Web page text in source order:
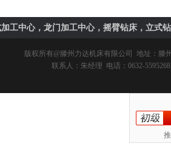
工中心，龙门加工中心，摇臂钻床，立式
版权所有@滕州力达机床有限公司
地址：滕
联系人：朱经理 电话：0632-